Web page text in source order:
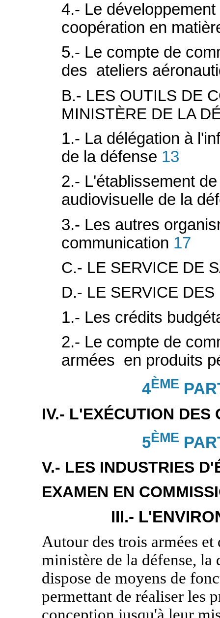
4.- Le
coopération en
5.- Le compte de
des ateliers
B.- LES OUTILS DE
MINISTÈRE DE LA
1.- La délégation à
de la défense 13
2.- L'établissement
audiovisuelle de la
3.- Les autres
communication 17
C.- LE SERVICE DE
D.- LE SERVICE
1.- Les crédits
2.- Le compte de
armées en produits
4ÈME
IV.- L'EXÉCUTION DES
5ÈME
V.- LES INDUSTRIES
EXAMEN EN
III.-
Autour des trois armées
ministère de la défense,
dispose de moyens de
permettant de réaliser les